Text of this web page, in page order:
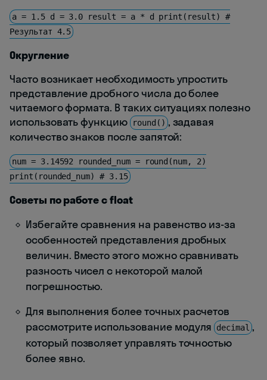
a = 1.5 d = 3.0 result = a * d print(result) #
Результат 4.5
Округление
Часто возникает необходимость упростить
представление дробного числа до более
читаемого формата. В таких ситуациях полезно
использовать функцию
round() , задавая
количество знаков после запятой:
num = 3.14592 rounded_num = round(num, 2)
print(rounded_num) # 3.15
Советы по работе с float
Избегайте сравнения на равенство из-за
особенностей представления дробных
величин. Вместо этого можно сравнивать
разность чисел с некоторой малой
погрешностью.
Для выполнения более точных расчетов
рассмотрите использование модуля decimal ,
который позволяет управлять точностью
более явно.